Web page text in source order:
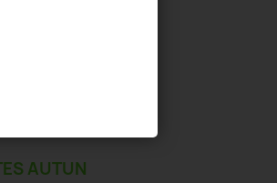
AUTUN